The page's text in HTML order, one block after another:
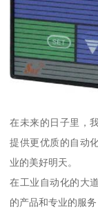
在未来的日子里，
提供更优质的自动
业的美好明天。
在工业自动化的大
的产品和专业的服